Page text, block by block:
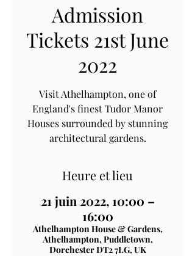
Admission
Tickets 21st June
2022
Visit Athelhampton, one of
England's finest Tudor Manor
Houses surrounded by stunning
architectural gardens.
Heure et lieu
21 juin 2022, 10:00 –
16:00
Athelhampton House & Gardens,
Athelhampton, Puddletown,
Dorchester DT2 7LG, UK